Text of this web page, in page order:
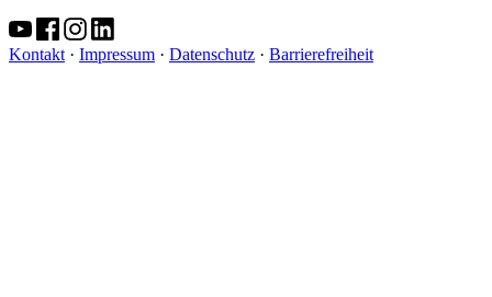
Kontakt · Impressum · Datenschutz · Barrierefreiheit